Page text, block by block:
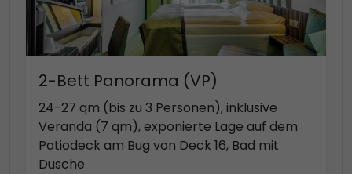
2-Bett Panorama (VP)
24-27 qm (bis zu 3 Personen), inklusive
Veranda (7 qm), exponierte Lage auf dem
Patiodeck am Bug von Deck 16, Bad mit
Dusche